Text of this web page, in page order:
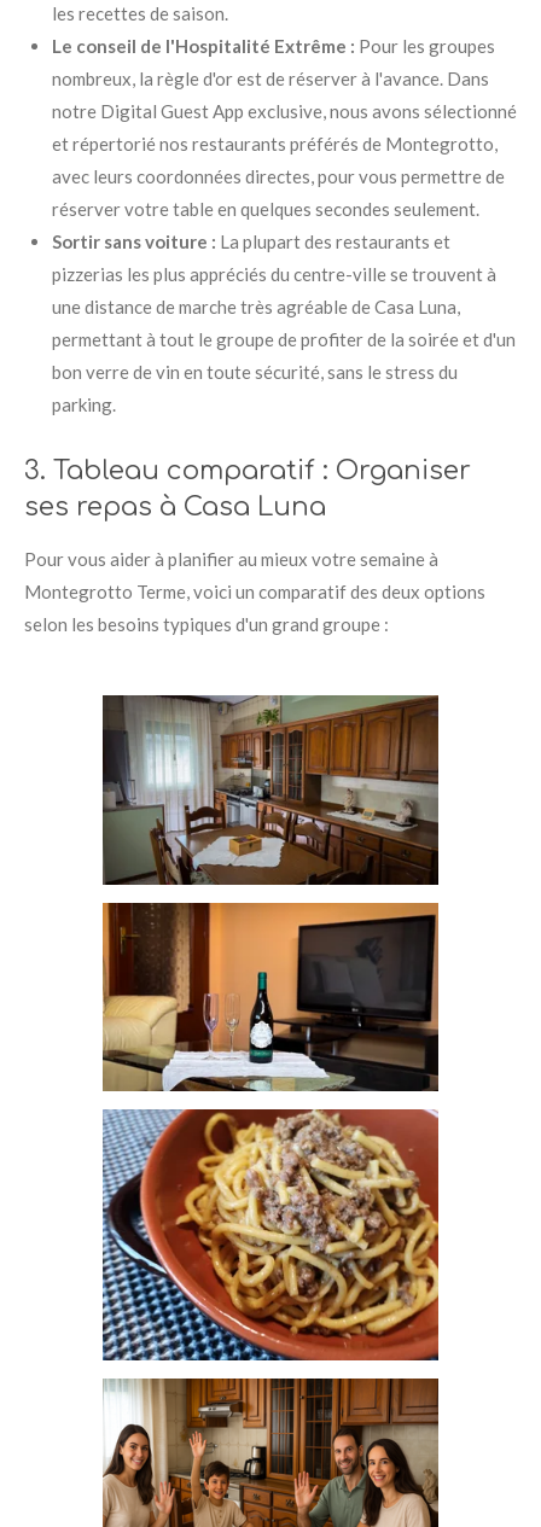
les recettes de saison.
Le conseil de l'Hospitalité Extrême : Pour les groupes
nombreux, la règle d'or est de réserver à l'avance. Dans
notre Digital Guest App exclusive, nous avons sélectionné
et répertorié nos restaurants préférés de Montegrotto,
avec leurs coordonnées directes, pour vous permettre de
réserver votre table en quelques secondes seulement.
Sortir sans voiture : La plupart des restaurants et
pizzerias les plus appréciés du centre-ville se trouvent à
une distance de marche très agréable de Casa Luna,
permettant à tout le groupe de profiter de la soirée et d'un
bon verre de vin en toute sécurité, sans le stress du
parking.
3. Tableau comparatif : Organiser
ses repas à Casa Luna
Pour vous aider à planifier au mieux votre semaine à
Montegrotto Terme, voici un comparatif des deux options
selon les besoins typiques d'un grand groupe :